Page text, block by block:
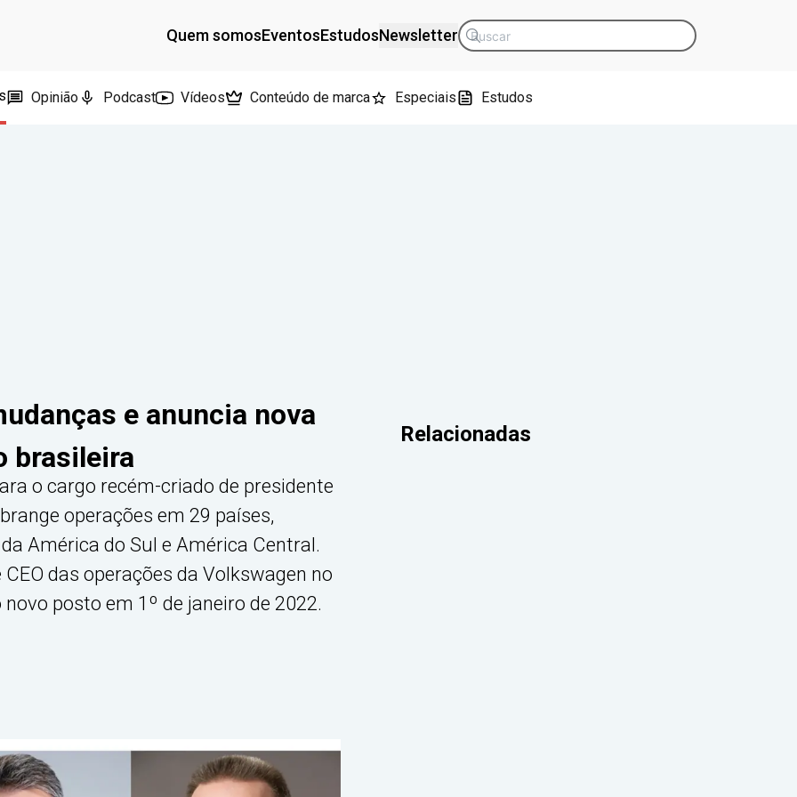
Quem somosEventosEstudosNewsletter
Opinião Podcast Vídeos Conteúdo de marca Especiais Estudos
e anuncia nova
brasileira
o cargo recém-criado de presidente
operações em 29 países,
América do Sul e América Central.
das operações da Volkswagen no
posto em 1º de janeiro de 2022.
Relacionadas